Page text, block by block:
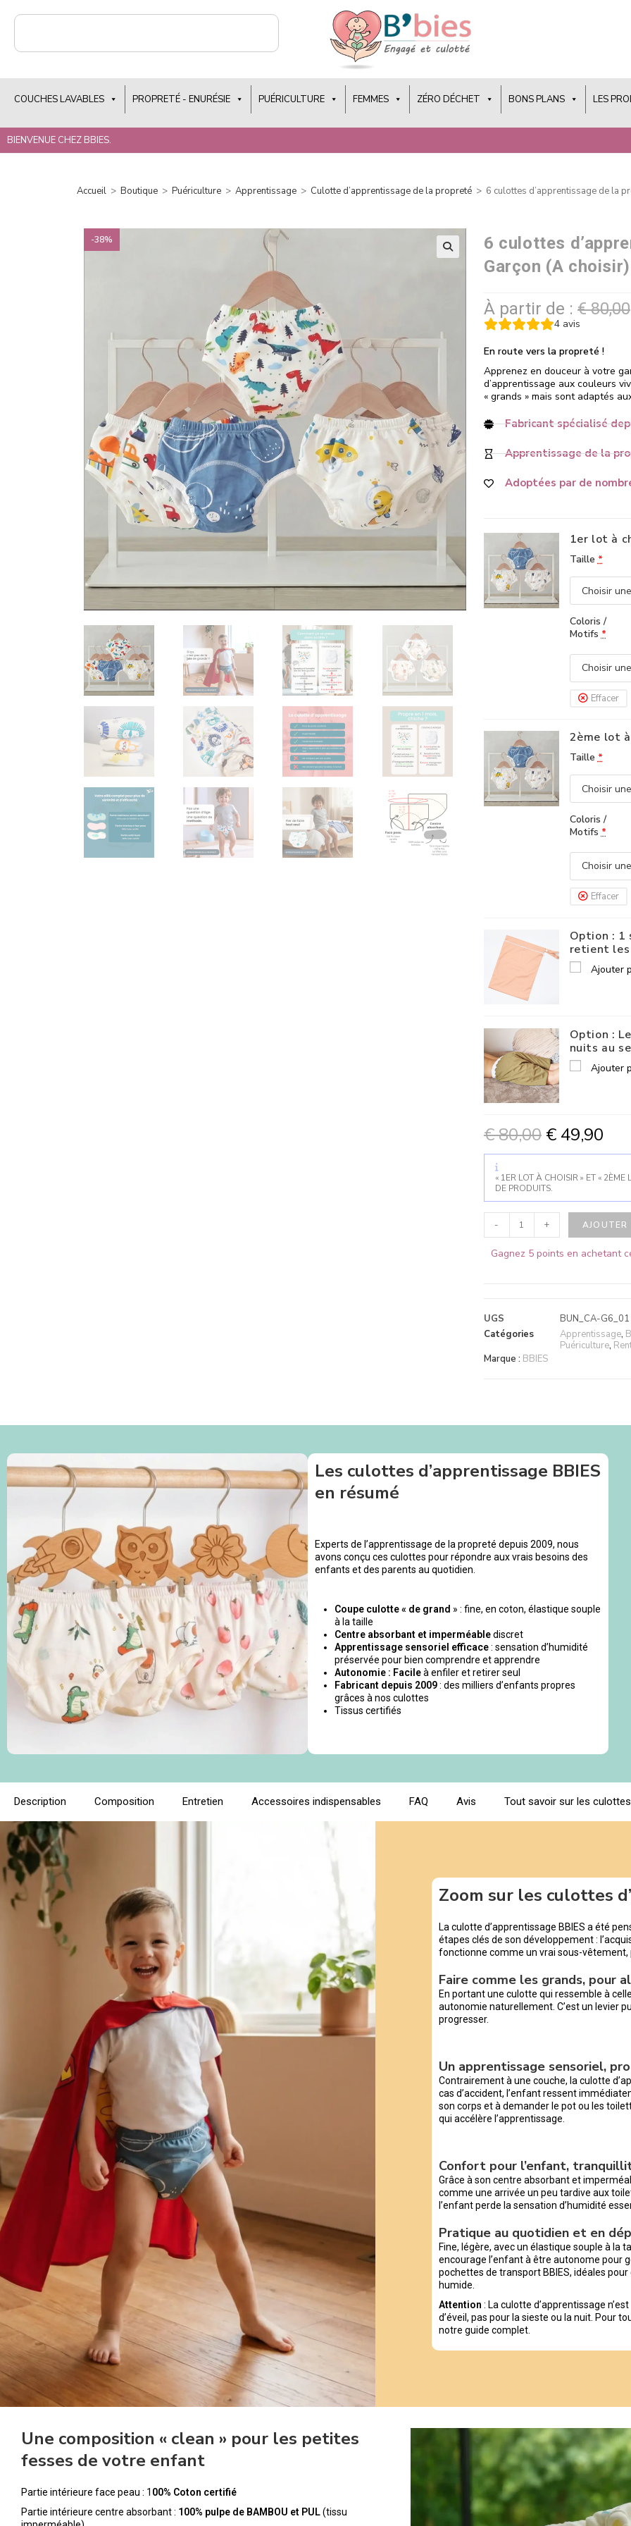
COUCHES LAVABLES PROPRETÉ - ENURÉSIE PUÉRICULTURE FEMMES ZÉRO DÉCHET BONS PLANS LES
BIENVENUE CHEZ BBIES.
Accueil > Boutique > Puériculture > Apprentissage > Culotte d’apprentissage de la propreté > 6 culottes d’apprentissage de la
-38%
6 culottes
Garçon (A choisir)
À partir de : €80,00
4avis
En route vers la propreté !
Apprenez en douceur à votre
d’apprentissage aux couleurs
« grands » mais sont adaptés
Fabricant spécialisé
Apprentissage de la
Adoptées par de
1er lot à
Taille*
Coloris /
Motifs*
Effacer
2ème lot
Taille*
Coloris /
Motifs*
Effacer
Option : 1
retient les
Ajouter
Option :
nuits au
Ajouter
€80,00 €49,90
« 1ER LOT À CHOISIR » ET « 2ÈME
DE PRODUITS.
- + AJOUTER
Gagnez 5 points en achetant
UGS
BUN_CA-G6_01
Catégories
Apprentissage,
Puériculture,
Marque : BBIES
Les culottes d’apprentissage BBIES
en résumé
Experts de l’apprentissage de la propreté depuis 2009, nous
avons conçu ces culottes pour répondre aux vrais besoins des
enfants et des parents au quotidien.
Coupe culotte « de grand » : fine, en coton, élastique souple
à la taille
Centre absorbant et imperméablediscret
Apprentissage sensoriel efficace: sensation d’humidité
préservée pour bien comprendre et apprendre
Autonomie : Facileà enfiler et retirer seul
Fabricant depuis 2009: des milliers d’enfants propres
grâces à nos culottes
Tissus certifiés
Description Composition Entretien Accessoires indispensables FAQ Avis Tout savoir sur les
Zoom sur les culottes
La culotte d’apprentissage BBIES a été
étapes clés de son développement :
fonctionne comme un vrai sous-vêtement,
Faire comme les grands, pour
En portant une culotte qui ressemble à
autonomie naturellement. C’est un levier
progresser.
Un apprentissage sensoriel,
Contrairement à une couche, la culotte
cas d’accident, l’enfant ressent
son corps et à demander le pot ou les
qui accélère l’apprentissage.
Confort pour l’enfant,
Grâce à son centre absorbant et
comme une arrivée un peu tardive aux
l’enfant perde la sensation d’humidité
Pratique au quotidien et en
Fine, légère, avec un élastique souple à la
encourage l’enfant à être autonome pour
pochettes de transport BBIES, idéales
humide.
Attention : La culotte d’apprentissage
d’éveil, pas pour la sieste ou la nuit. Pour
notre guide complet.
Une composition « clean » pour les petites
fesses de votre enfant
Partie intérieure face peau : 1 00% Coton certifié
Partie intérieure centre absorbant : 100% pulpe de BAMBOU et PUL(tissu